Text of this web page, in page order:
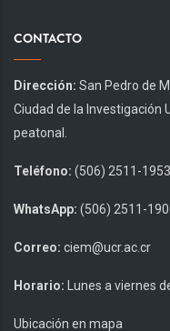
CONTACTO
Dirección: San Pedro de
Ciudad de la Investigación
peatonal.
Teléfono: (506) 2511-1953
WhatsApp: (506) 2511-
Correo: ciem@ucr.ac.cr
Horario: Lunes a viernes
Ubicación en mapa